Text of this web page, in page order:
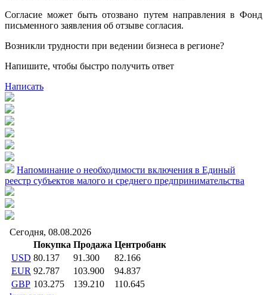
Согласие может быть отозвано путем направления в Фонд
письменного заявления об отзыве согласия.
Возникли трудности при ведении бизнеса в регионе?
Напишите, чтобы быстро получить ответ
Написать
Напоминание о необходимости включения в Единый
реестр субъектов малого и среднего предпринимательства